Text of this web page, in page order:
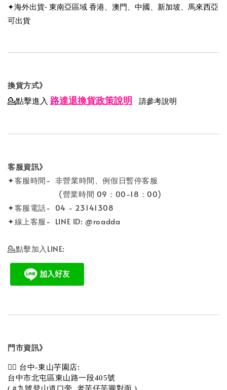
✦海外出貨- 東南亞區域 香港、澳門、中國、新加坡、馬來西亞
可出貨
換貨方式》
💁點擊進入 路達退換貨政策說明 請參考說明
客服資訊》
✦客服時間- 非營業時間、例假日暫停客服
(營業時間 09：00-18：00)
✦客服電話- 04 - 23141308
✦線上客服- LINE ID: @roadda
💁點擊加入LINE:
門市資訊》
💁‍♀️ 台中-東山芋園店:
台中市北屯區東山路一段405號